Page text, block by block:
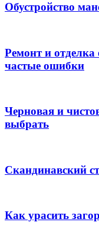
Обустройство
Ремонт и
частые ошибки
Черновая и
выбрать
Скандинавский
Как урасить